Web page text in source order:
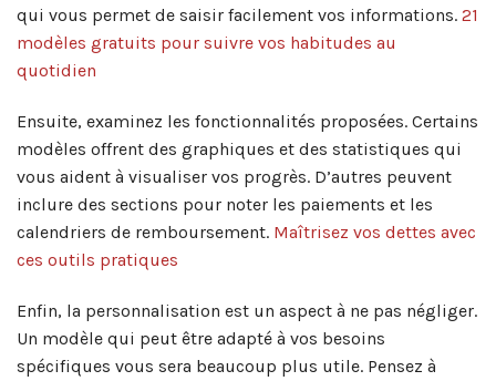
qui vous permet de saisir facilement vos informations. 21
modèles gratuits pour suivre vos habitudes au
quotidien
Ensuite, examinez les fonctionnalités proposées. Certains
modèles offrent des graphiques et des statistiques qui
vous aident à visualiser vos progrès. D’autres peuvent
inclure des sections pour noter les paiements et les
calendriers de remboursement. Maîtrisez vos dettes avec
ces outils pratiques
Enfin, la personnalisation est un aspect à ne pas négliger.
Un modèle qui peut être adapté à vos besoins
spécifiques vous sera beaucoup plus utile. Pensez à